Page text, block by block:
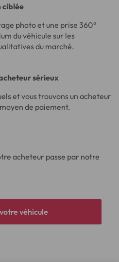
ciblée
photo et une prise 360°
du véhicule sur les
du marché.
sérieux
et vous trouvons un acheteur
de paiement.
acheteur passe par notre
véhicule